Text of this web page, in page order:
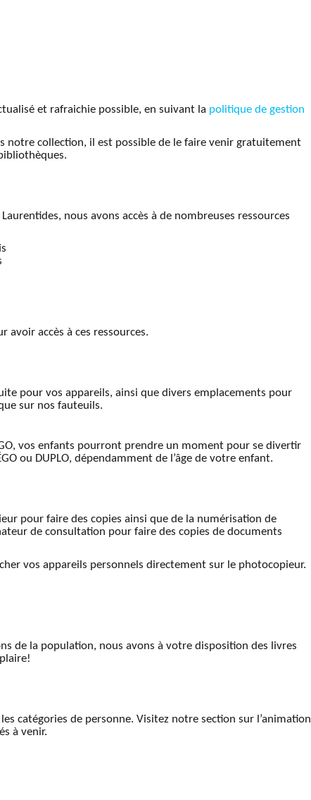
et rafraichie possible, en suivant la politique de gestion
notre collection, il est possible de le faire venir gratuitement
nous avons accès à de nombreuses ressources
avoir accès à ces ressources.
pour vos appareils, ainsi que divers emplacements pour
sur nos fauteuils.
vos enfants pourront prendre un moment pour se divertir
ou DUPLO, dépendamment de l’âge de votre enfant.
pour faire des copies ainsi que de la numérisation de
de consultation pour faire des copies de documents
vos appareils personnels directement sur le photocopieur.
de la population, nous avons à votre disposition des livres
catégories de personne. Visitez notre section sur l’animation
à venir.